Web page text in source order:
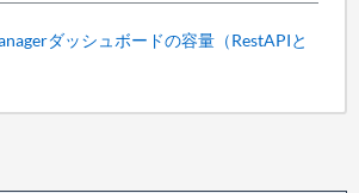
ダッシュボードの容量（RestAPIと